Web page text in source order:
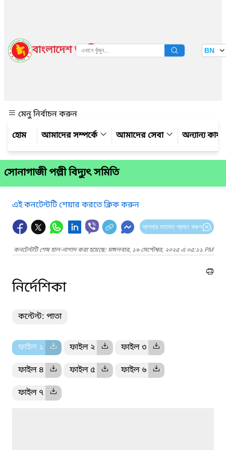
বাংলাদেশ জাতীয় তথ্য বাতায়ন BN
মেনু নির্বাচন করুন
আমাদের সম্পর্কে
আমাদের সেবা অন্যান্য
সোনাগাজী পল্লী বিদ্যুৎ সমিতি
এই কনটেন্টটি শেয়ার করতে ক্লিক করুন
আপনার মতামত প্রদান করুন
কনটেন্টটি শেষ হাল-নাগাদ করা হয়েছে: মঙ্গলবার, ১৬ সেপ্টেম্বর, ২০২৫ এ ০৫:১১ PM
নির্দেশিকা
কন্টেন্ট: পাতা
ফাইল ১ ফাইল ২ ফাইল ৩
ফাইল ৪ ফাইল ৫ ফাইল ৬
ফাইল ৭